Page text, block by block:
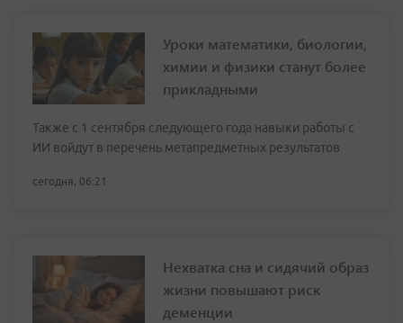
Уроки математики, биологии,
химии и физики станут более
прикладными
Также с 1 сентября следующего года навыки работы с
ИИ войдут в перечень метапредметных результатов
сегодня, 06:21
Нехватка сна и сидячий образ
жизни повышают риск
деменции